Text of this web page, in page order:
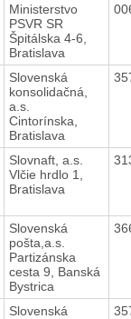
Ministerstvo
PSVR SR
Špitálska 4-6,
Bratislava
Slovenská
konsolidačná,
a.s.
Cintorínska,
Bratislava
Slovnaft, a.s.
Vlčie hrdlo 1,
Bratislava
Slovenská
pošta,a.s.
Partizánska
cesta 9, Banská
Bystrica
Slovenská